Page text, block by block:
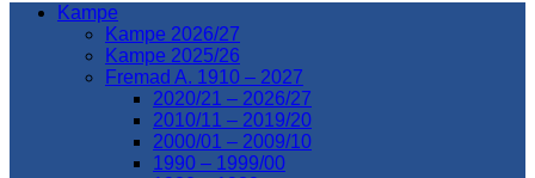
Kampe
Kampe 2026/27
Kampe 2025/26
Fremad A. 1910 – 2027
2020/21 – 2026/27
2010/11 – 2019/20
2000/01 – 2009/10
1990 – 1999/00